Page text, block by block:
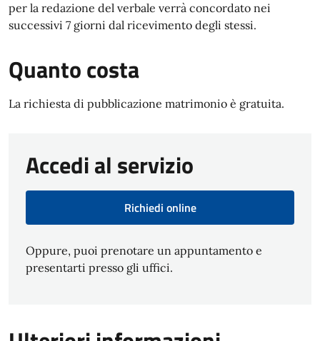
per la redazione del verbale verrà concordato nei
successivi 7 giorni dal ricevimento degli stessi.
Quanto costa
La richiesta di pubblicazione matrimonio è gratuita.
Accedi al servizio
Richiedi online
Oppure, puoi prenotare un appuntamento e
presentarti presso gli uffici.